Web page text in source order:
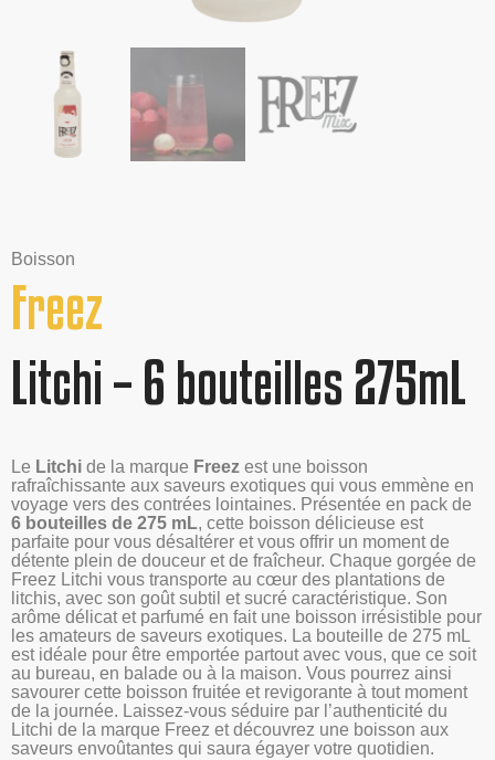
Boisson
Freez
Litchi – 6 bouteilles 275mL
Le Litchi de la marque Freez est une boisson
rafraîchissante aux saveurs exotiques qui vous emmène en
voyage vers des contrées lointaines. Présentée en pack de
6 bouteilles de 275 mL, cette boisson délicieuse est
parfaite pour vous désaltérer et vous offrir un moment de
détente plein de douceur et de fraîcheur. Chaque gorgée de
Freez Litchi vous transporte au cœur des plantations de
litchis, avec son goût subtil et sucré caractéristique. Son
arôme délicat et parfumé en fait une boisson irrésistible pour
les amateurs de saveurs exotiques. La bouteille de 275 mL
est idéale pour être emportée partout avec vous, que ce soit
au bureau, en balade ou à la maison. Vous pourrez ainsi
savourer cette boisson fruitée et revigorante à tout moment
de la journée. Laissez-vous séduire par l’authenticité du
Litchi de la marque Freez et découvrez une boisson aux
saveurs envoûtantes qui saura égayer votre quotidien.